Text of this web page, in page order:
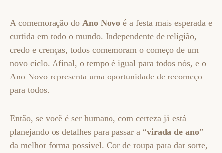
A comemoração do Ano Novo é a festa mais esperada e
curtida em todo o mundo. Independente de religião,
credo e crenças, todos comemoram o começo de um
novo ciclo. Afinal, o tempo é igual para todos nós, e o
Ano Novo representa uma oportunidade de recomeço
para todos.
Então, se você é ser humano, com certeza já está
planejando os detalhes para passar a “virada de ano”
da melhor forma possível. Cor de roupa para dar sorte,